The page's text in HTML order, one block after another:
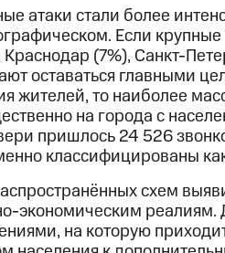
атаки стали более
Если
Краснодар (7%), Санкт-
оставаться главными
жителей, то наиболее
на города с
пришлось 24 526
классифицированы
схем
экономическим
на которую